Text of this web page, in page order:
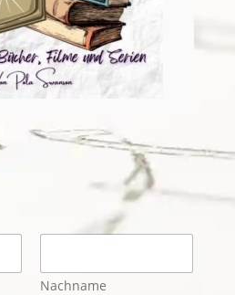
Nachname